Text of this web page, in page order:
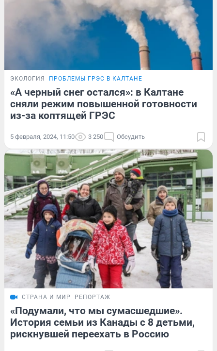
ЭКОЛОГИЯ ПРОБЛЕМЫ ГРЭС В КАЛТАНЕ
«А черный снег остался»: в Калтане
сняли режим повышенной готовности
из-за коптящей ГРЭС
5 февраля, 2024, 11:50 3 250 Обсудить
СТРАНА И МИР РЕПОРТАЖ
«Подумали, что мы сумасшедшие».
История семьи из Канады с 8 детьми,
рискнувшей переехать в Россию